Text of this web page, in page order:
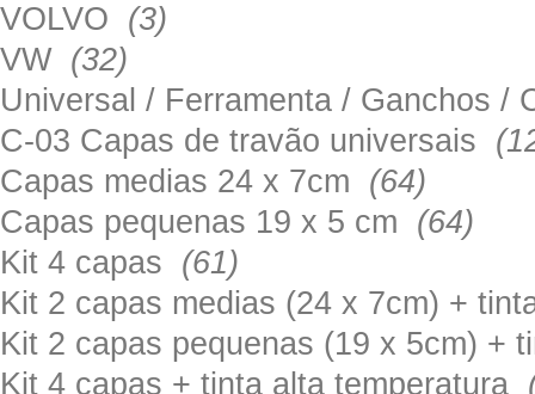
VOLVO (3)
VW (32)
Universal / Ferramenta / Ganchos
C-03 Capas de travão universais
Capas medias 24 x 7cm (64)
Capas pequenas 19 x 5 cm (64)
Kit 4 capas (61)
Kit 2 capas medias (24 x 7cm) +
Kit 2 capas pequenas (19 x 5cm) +
Kit 4 capas + tinta alta temperatura